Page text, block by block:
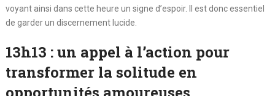
voyant ainsi dans cette heure un signe d’espoir. Il est donc essentiel
de garder un discernement lucide.
13h13 : un appel à l’action pour
transformer la solitude en